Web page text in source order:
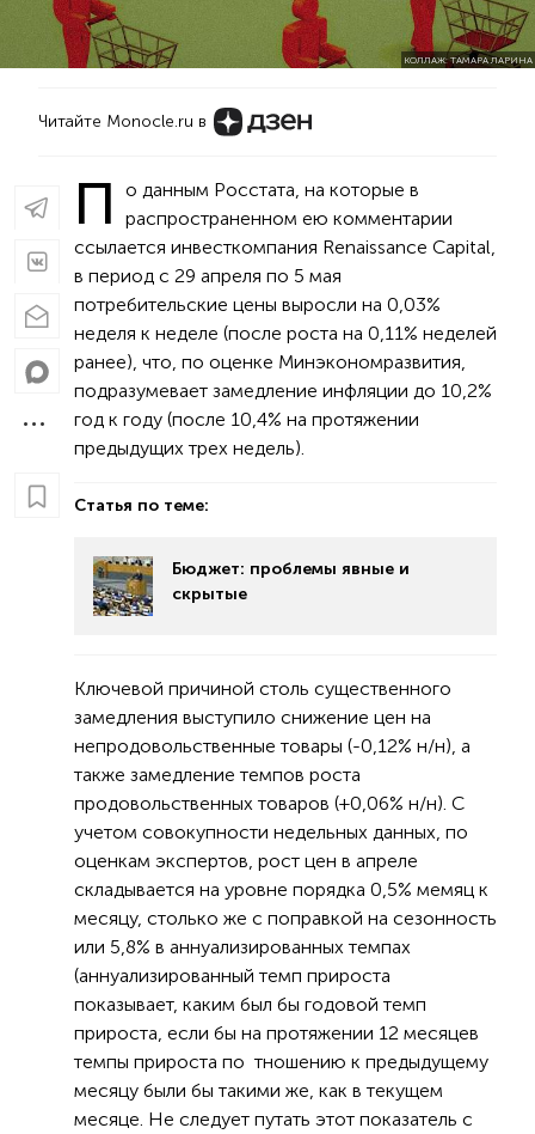
КОЛЛАЖ: ТАМАРА ЛАРИНА
Читайте Monocle.ru в
П
о данным Росстата, на которые в
распространенном ею комментарии
ссылается инвесткомпания Renaissance Capital,
в период с 29 апреля по 5 мая
потребительские цены выросли на 0,03%
неделя к неделе (после роста на 0,11% неделей
ранее), что, по оценке Минэкономразвития,
подразумевает замедление инфляции до 10,2%
год к году (после 10,4% на протяжении
предыдущих трех недель).
Статья по теме:
Бюджет: проблемы явные и
скрытые
Ключевой причиной столь существенного
замедления выступило снижение цен на
непродовольственные товары (-0,12% н/н), а
также замедление темпов роста
продовольственных товаров (+0,06% н/н). С
учетом совокупности недельных данных, по
оценкам экспертов, рост цен в апреле
складывается на уровне порядка 0,5% мемяц к
месяцу, столько же с поправкой на сезонность
или 5,8% в аннуализированных темпах
(аннуализированный темп прироста
показывает, каким был бы годовой темп
прироста, если бы на протяжении 12 месяцев
темпы прироста по тношению к предыдущему
месяцу были бы такими же, как в текущем
месяце. Не следует путать этот показатель с